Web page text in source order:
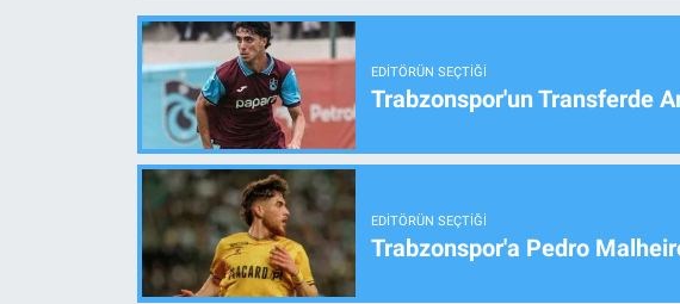
EDITÖRÜN SEÇTIĞI
Trabzonspor'un Transferde
EDITÖRÜN SEÇTIĞI
Trabzonspor'a Pedro